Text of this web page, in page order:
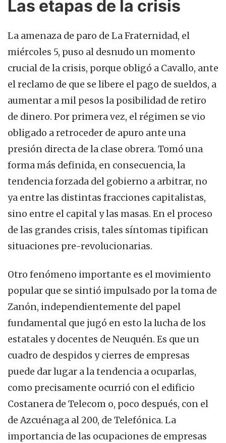
Las etapas de la crisis
La amenaza de paro de La Fraternidad, el
miércoles 5, puso al desnudo un momento
crucial de la crisis, porque obligó a Cavallo, ante
el reclamo de que se libere el pago de sueldos, a
aumentar a mil pesos la posibilidad de retiro
de dinero. Por primera vez, el régimen se vio
obligado a retroceder de apuro ante una
presión directa de la clase obrera. Tomó una
forma más definida, en consecuencia, la
tendencia forzada del gobierno a arbitrar, no
ya entre las distintas fracciones capitalistas,
sino entre el capital y las masas. En el proceso
de las grandes crisis, tales síntomas tipifican
situaciones pre-revolucionarias.
Otro fenómeno importante es el movimiento
popular que se sintió impulsado por la toma de
Zanón, independientemente del papel
fundamental que jugó en esto la lucha de los
estatales y docentes de Neuquén. Es que un
cuadro de despidos y cierres de empresas
puede dar lugar a la tendencia a ocuparlas,
como precisamente ocurrió con el edificio
Costanera de Telecom o, poco después, con el
de Azcuénaga al 200, de Telefónica. La
importancia de las ocupaciones de empresas